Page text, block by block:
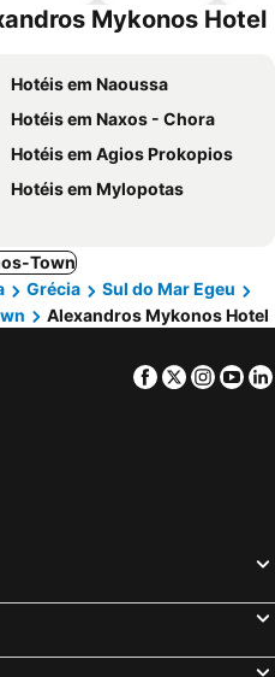
Mykonos Hotel
Hotéis em Naoussa
Hotéis em Naxos - Chora
Hotéis em Agios Prokopios
Hotéis em Mylopotas
Town
Grécia
Sul do Mar Egeu
Alexandros Mykonos Hotel
Facebook
Twitter